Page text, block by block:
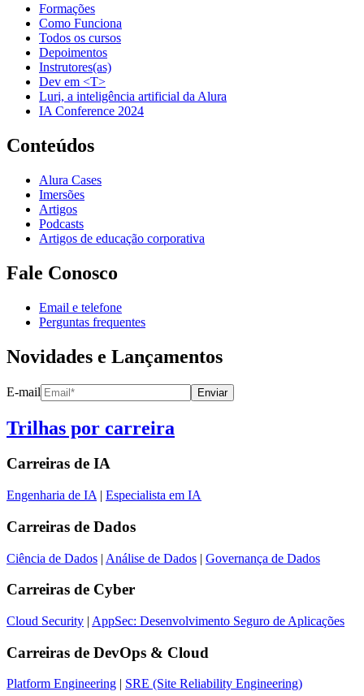
Formações
Como Funciona
Todos os cursos
Depoimentos
Instrutores(as)
Dev em <T>
Luri, a inteligência artificial da Alura
IA Conference 2024
Conteúdos
Alura Cases
Imersões
Artigos
Podcasts
Artigos de educação corporativa
Fale Conosco
Email e telefone
Perguntas frequentes
Novidades e Lançamentos
E-mail Enviar
Trilhas por carreira
Carreiras de IA
Engenharia de IA | Especialista em IA
Carreiras de Dados
Ciência de Dados | Análise de Dados | Governança de Dados
Carreiras de Cyber
Cloud Security | AppSec: Desenvolvimento Seguro de Aplicações
Carreiras de DevOps & Cloud
Platform Engineering SRE (Site Reliability Engineering)